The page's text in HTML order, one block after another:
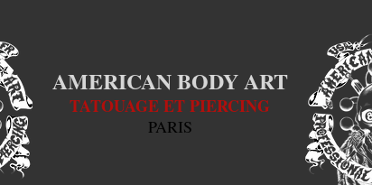
AMERICAN BODY ART
TATOUAGE ET PIERCING
PARIS